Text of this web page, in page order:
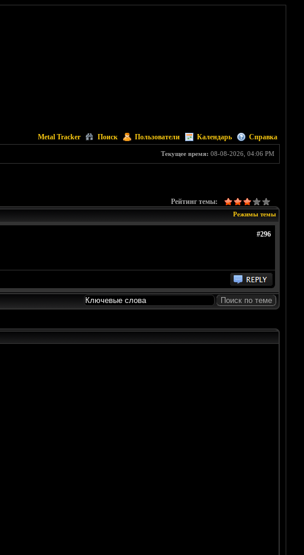
Metal Tracker Поиск Пользователи Календарь Справка
Текущее время: 08-08-2026, 04:06 PM
Рейтинг темы:
Режимы темы
#296